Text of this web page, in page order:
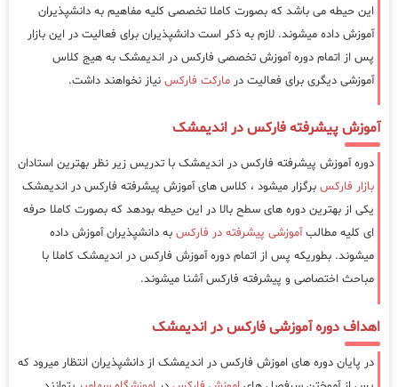
این حیطه می باشد که بصورت کاملا تخصصی کلیه مفاهیم به دانشپذیران
آموزش داده میشوند. لازم به ذکر است دانشپذیران برای فعالیت در این بازار
پس از اتمام دوره آموزش تخصصی فارکس در اندیمشک به هیج کلاس
آموزشی دیگری برای فعالیت در مارکت فارکس نیاز نخواهند داشت.
آموزش پیشرفته فارکس در اندیمشک
دوره آموزش پیشرفته فارکس در اندیمشک با تدریس زیر نظر بهترین استادان
بازار فارکس برگزار میشود ، کلاس های آموزش پیشرفته فارکس در اندیمشک
یکی از بهترین دوره های سطح بالا در این حیطه بودهد که بصورت کاملا حرفه
ای کلیه مطالبآموزشی پیشرفته در فارکس به دانشپذیران آموزش داده
میشوند. بطوریکه پس از اتمام دوره آموزش فارکس در اندیمشک کاملا با
مباحث اختصاصی و پیشرفته فارکس آشنا میشوند.
اهداف دوره آموزشی فارکس در اندیمشک
در پایان دوره های اموزش فارکس در اندیمشک از دانشپذیران انتظار میرود که